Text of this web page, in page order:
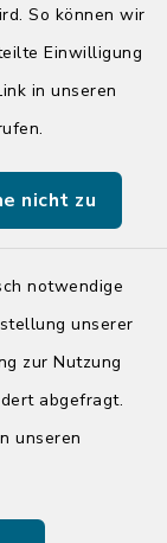
So können wir
Einwilligung
in unseren
nicht zu
notwendige
unserer
zur Nutzung
abgefragt.
unseren